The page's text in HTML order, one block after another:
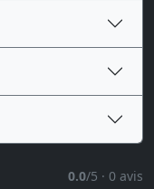
0.0/5 · 0 avis